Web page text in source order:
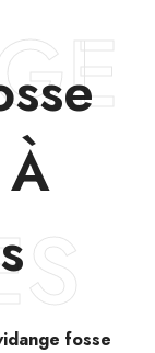
fosse